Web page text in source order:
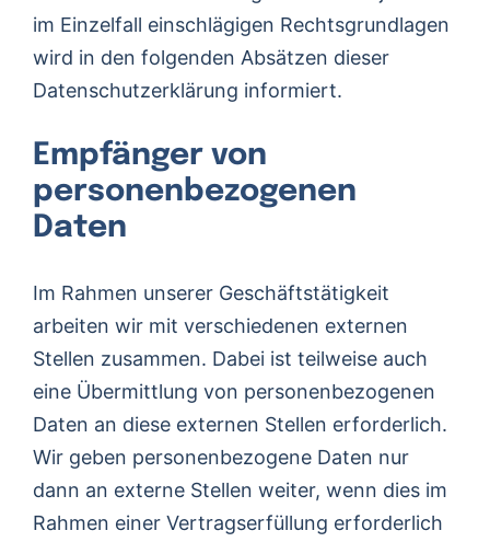
im Einzelfall einschlägigen Rechtsgrundlagen
wird in den folgenden Absätzen dieser
Datenschutzerklärung informiert.
Empfänger von
personenbezogenen
Daten
Im Rahmen unserer Geschäftstätigkeit
arbeiten wir mit verschiedenen externen
Stellen zusammen. Dabei ist teilweise auch
eine Übermittlung von personenbezogenen
Daten an diese externen Stellen erforderlich.
Wir geben personenbezogene Daten nur
dann an externe Stellen weiter, wenn dies im
Rahmen einer Vertragserfüllung erforderlich